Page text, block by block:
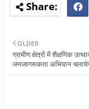
OLDER
ग्रामीण क्षेत्रों में शैक्षणिक
जनजागरूकता अभियान